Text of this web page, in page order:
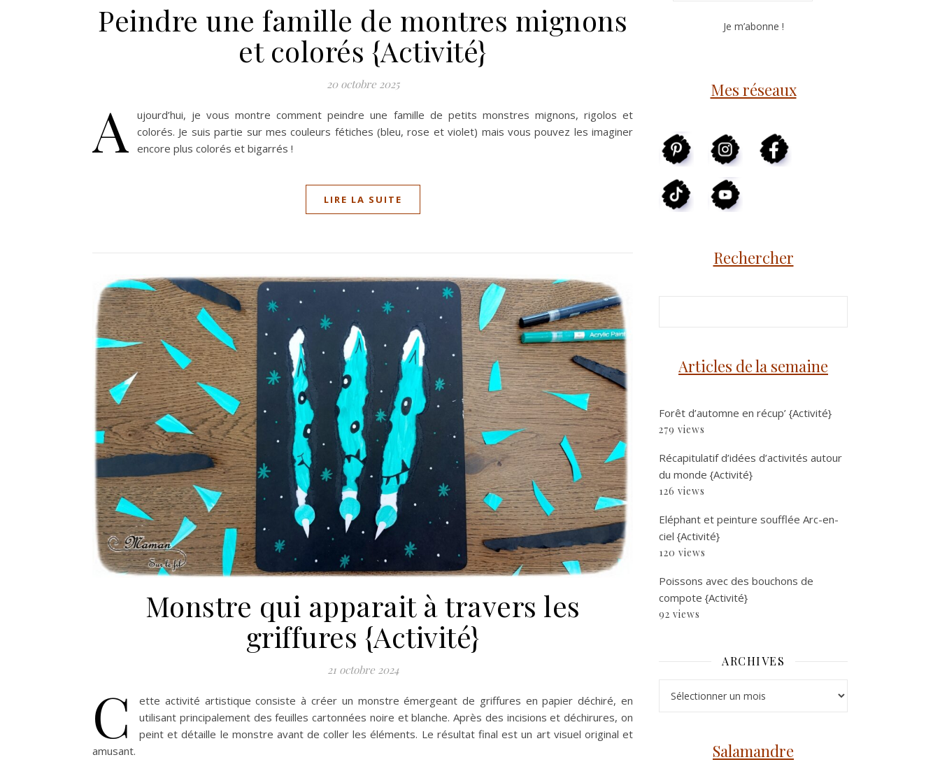
Peindre une famille de montres mignons
et colorés {Activité}
20 octobre 2025
A
ujourd’hui, je vous montre comment peindre une famille de petits monstres mignons, rigolos et
colorés. Je suis partie sur mes couleurs fétiches (bleu, rose et violet) mais vous pouvez les imaginer
encore plus colorés et bigarrés !
LIRE LA SUITE
Monstre qui apparait à travers les
griffures {Activité}
21 octobre 2024
C
ette activité artistique consiste à créer un monstre émergeant de griffures en papier déchiré, en
utilisant principalement des feuilles cartonnées noire et blanche. Après des incisions et déchirures, on
peint et détaille le monstre avant de coller les éléments. Le résultat final est un art visuel original et
amusant.
Mes réseaux
Rechercher
Articles de la semaine
Forêt d’automne en récup’ {Activité}
279 views
Récapitulatif d’idées d’activités autour
du monde {Activité}
126 views
Eléphant et peinture soufflée Arc-en-
ciel {Activité}
120 views
Poissons avec des bouchons de
compote {Activité}
92 views
ARCHIVES
Salamandre